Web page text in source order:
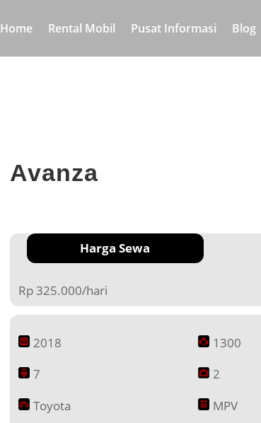
Home Rental Mobil Pusat Informasi Blog
Avanza
Harga Sewa
Rp 325.000/hari
2018
1300
7
2
Toyota
MPV